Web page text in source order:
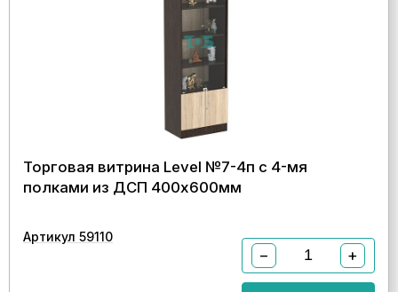
Торговая витрина Level №7-4п с 4-мя
полками из ДСП 400х600мм
Артикул 59110
− +